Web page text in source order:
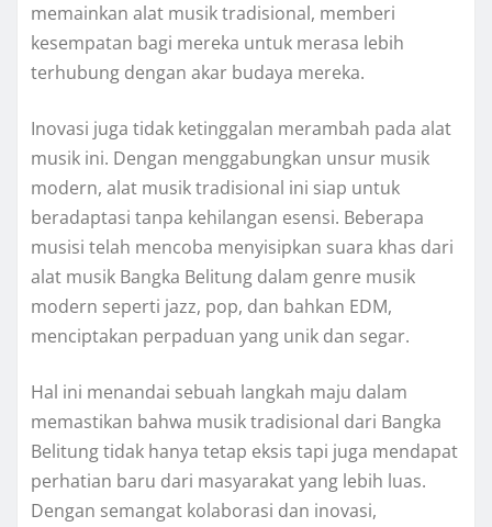
memainkan alat musik tradisional, memberi
kesempatan bagi mereka untuk merasa lebih
terhubung dengan akar budaya mereka.
Inovasi juga tidak ketinggalan merambah pada alat
musik ini. Dengan menggabungkan unsur musik
modern, alat musik tradisional ini siap untuk
beradaptasi tanpa kehilangan esensi. Beberapa
musisi telah mencoba menyisipkan suara khas dari
alat musik Bangka Belitung dalam genre musik
modern seperti jazz, pop, dan bahkan EDM,
menciptakan perpaduan yang unik dan segar.
Hal ini menandai sebuah langkah maju dalam
memastikan bahwa musik tradisional dari Bangka
Belitung tidak hanya tetap eksis tapi juga mendapat
perhatian baru dari masyarakat yang lebih luas.
Dengan semangat kolaborasi dan inovasi,